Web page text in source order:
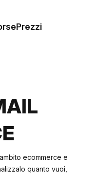
Prezzi
ecommerce e
quanto vuoi,